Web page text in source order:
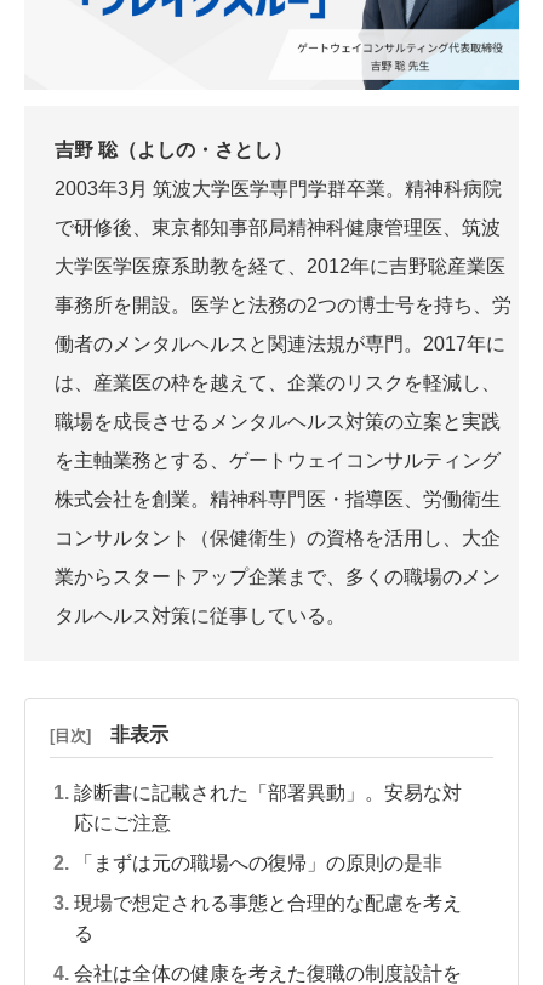
吉野 聡（よしの・さとし）
2003年3月 筑波大学医学専門学群卒業。精神科病院
で研修後、東京都知事部局精神科健康管理医、筑波
大学医学医療系助教を経て、2012年に吉野聡産業医
事務所を開設。医学と法務の2つの博士号を持ち、労
働者のメンタルヘルスと関連法規が専門。2017年に
は、産業医の枠を越えて、企業のリスクを軽減し、
職場を成長させるメンタルヘルス対策の立案と実践
を主軸業務とする、ゲートウェイコンサルティング
株式会社を創業。精神科専門医・指導医、労働衛生
コンサルタント（保健衛生）の資格を活用し、大企
業からスタートアップ企業まで、多くの職場のメン
タルヘルス対策に従事している。
[目次] 非表示
診断書に記載された「部署異動」。安易な対
応にご注意
「まずは元の職場への復帰」の原則の是非
現場で想定される事態と合理的な配慮を考え
る
会社は全体の健康を考えた復職の制度設計を